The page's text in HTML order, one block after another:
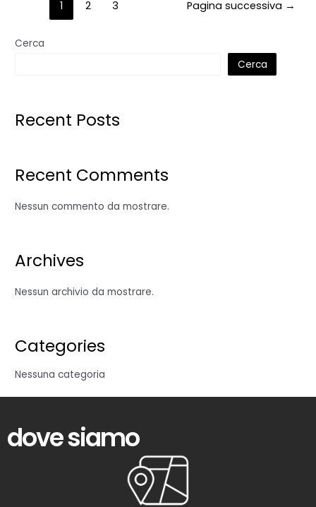
1 2 3 Pagina successiva →
Cerca
Cerca
Recent Posts
Recent Comments
Nessun commento da mostrare.
Archives
Nessun archivio da mostrare.
Categories
Nessuna categoria
dove siamo